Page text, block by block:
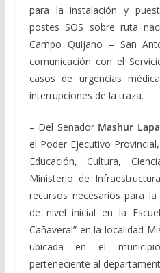
para la instalación y
postes SOS sobre ruta
Campo Quijano – San
comunicación con el
casos de urgencias
interrupciones de la traza.
– Del Senador Mashur
el Poder Ejecutivo
Educación, Cultura,
Ministerio de
recursos necesarios para
de nivel inicial en la
Cañaveral” en la localidad
ubicada en el
perteneciente al